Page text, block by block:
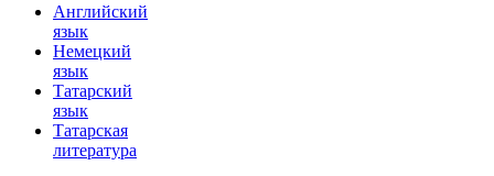
Английский
язык
Немецкий
язык
Татарский
язык
Татарская
литература